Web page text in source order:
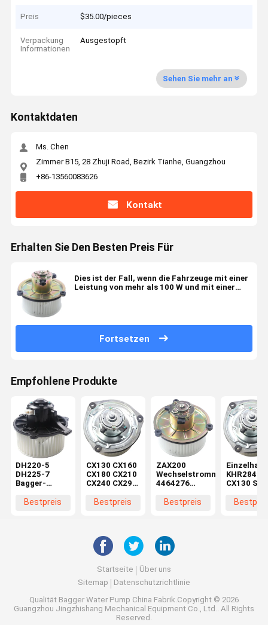
Preis $35.00/pieces
Verpackung
Informationen
Ausgestopft
Sehen Sie mehr an
Kontaktdaten
Ms. Chen
Zimmer B15, 28 Zhuji Road, Bezirk Tianhe, Guangzhou
+86-13560083626
Kontakt
Erhalten Sie Den Besten Preis Für
Dies ist der Fall, wenn die Fahrzeuge mit einer
Leistung von mehr als 100 W und mit einer
Fortsetzen
Empfohlene Produkte
DH220-5
DH225-7
Bagger-
K1040112
Bestpreis
CX130 CX160
CX180 CX210
CX240 CX290
Maschinenreparaturwerkstätten
Bestpreis
ZAX200
Wechselstrommotor
4464276
Baggerteile in
Bestpreis
KHR2845
CX130
Startseite
Über uns
Sitemap
Datenschutzrichtlinie
Qualität Bagger Water Pump China Fabrik.Copyright © 2026
Guangzhou Jingzhishang Mechanical Equipment Co., Ltd.. All Rights
Reserved.